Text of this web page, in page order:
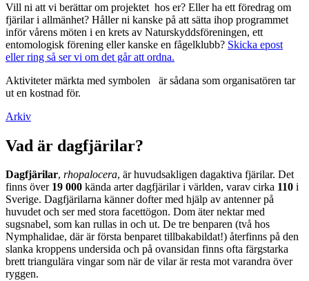
Vill ni att vi berättar om projektet hos er? Eller ha ett föredrag om
fjärilar i allmänhet? Håller ni kanske på att sätta ihop programmet
inför vårens möten i en krets av Naturskyddsföreningen, ett
entomologisk förening eller kanske en fågelklubb? Skicka epost
eller ring så ser vi om det går att ordna.
Aktiviteter märkta med symbolen
är sådana som organisatören tar
ut en kostnad för.
Arkiv
Vad är dagfjärilar?
Dagfjärilar, rhopalocera, är huvudsakligen dagaktiva fjärilar. Det
finns över 19 000 kända arter dagfjärilar i världen, varav cirka 110 i
Sverige. Dagfjärilarna känner dofter med hjälp av antenner på
huvudet och ser med stora facettögon. Dom äter nektar med
sugsnabel, som kan rullas in och ut. De tre benparen (två hos
Nymphalidae, där är första benparet tillbakabildat!) återfinns på den
slanka kroppens undersida och på ovansidan finns ofta färgstarka
brett triangulära vingar som när de vilar är resta mot varandra över
ryggen.